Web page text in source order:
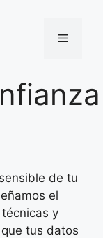
Menú
de tu
el
y
tus datos